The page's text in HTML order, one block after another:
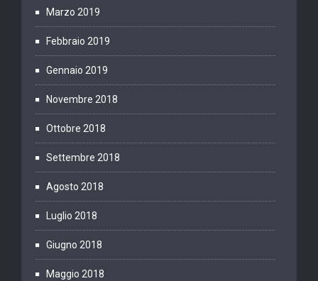
Marzo 2019
Febbraio 2019
Gennaio 2019
Novembre 2018
Ottobre 2018
Settembre 2018
Agosto 2018
Luglio 2018
Giugno 2018
Maggio 2018